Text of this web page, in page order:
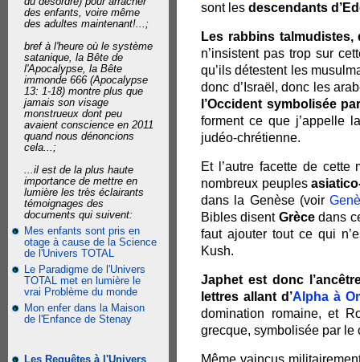
des enfants, voire même
des adultes maintenant!...;
bref à l'heure où le système
satanique, la Bête de
l'Apocalypse, la Bête
immonde 666 (Apocalypse
13: 1-18) montre plus que
jamais son visage
monstrueux dont peu
avaient conscience en 2011
quand nous dénoncions
cela...;
...il est de la plus haute
importance de mettre en
lumière les très éclairants
témoignages des
documents qui suivent:
Mes enfants sont pris en
otage à cause de la Science
de l'Univers TOTAL
Le Paradigme de l'Univers
TOTAL met en lumière le
vrai Problème du monde
Mon enfer dans la Maison
de l'Enfance de Stenay
Les Requêtes à l'Univers
sont les descendants
Les rabbins talmudistes,
n’insistent pas trop sur
qu’ils détestent les
donc d’Israël, donc les
l’Occident symbolisée
forment ce que j’appelle
judéo-chrétienne.
Et l’autre facette de
nombreux peuples
dans la Genèse (voir
Bibles disent Grècedans
faut ajouter tout ce qui
Kush.
Japhet est donc
lettres allant d’Alpha à
domination romaine, et
grecque, symbolisée par
Même vaincus